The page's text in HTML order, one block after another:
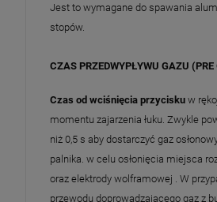
Jest to wymagane do spawania
stopów.
CZAS PRZEDWYPŁYWU GAZU (PRE
Czas od wciśnięcia przycisku w
momentu zajarzenia łuku. Zwykle
niż 0,5 s aby dostarczyć gaz
palnika. w celu osłonięcia miejsca
oraz elektrody wolframowej . W
przewodu doprowadzającego gaz z